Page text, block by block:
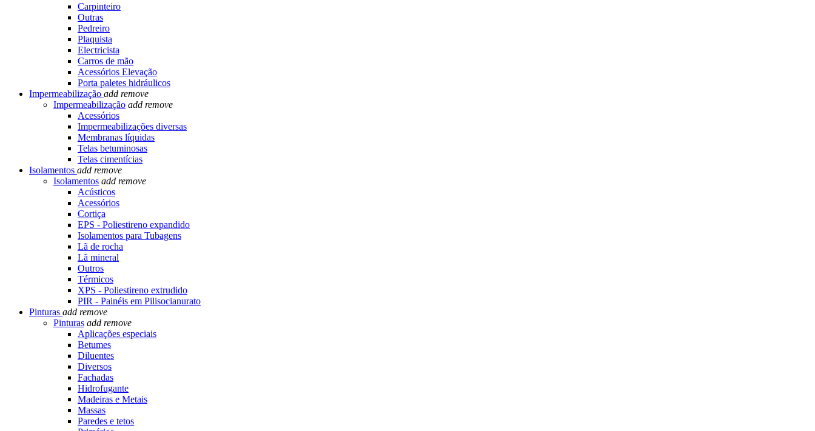
Carpinteiro
Outras
Pedreiro
Plaquista
Electricista
Carros de mão
Acessórios Elevação
Porta paletes hidráulicos
Impermeabilização add remove
Impermeabilização add remove
Acessórios
Impermeabilizações diversas
Membranas líquidas
Telas betuminosas
Telas cimentícias
Isolamentos add remove
Isolamentos add remove
Acústicos
Acessórios
Cortiça
EPS - Poliestireno expandido
Isolamentos para Tubagens
Lã de rocha
Lã mineral
Outros
Térmicos
XPS - Poliestireno extrudido
PIR - Painéis em Pilisocianurato
Pinturas add remove
Pinturas add remove
Aplicações especiais
Betumes
Diluentes
Diversos
Fachadas
Hidrofugante
Madeiras e Metais
Massas
Paredes e tetos